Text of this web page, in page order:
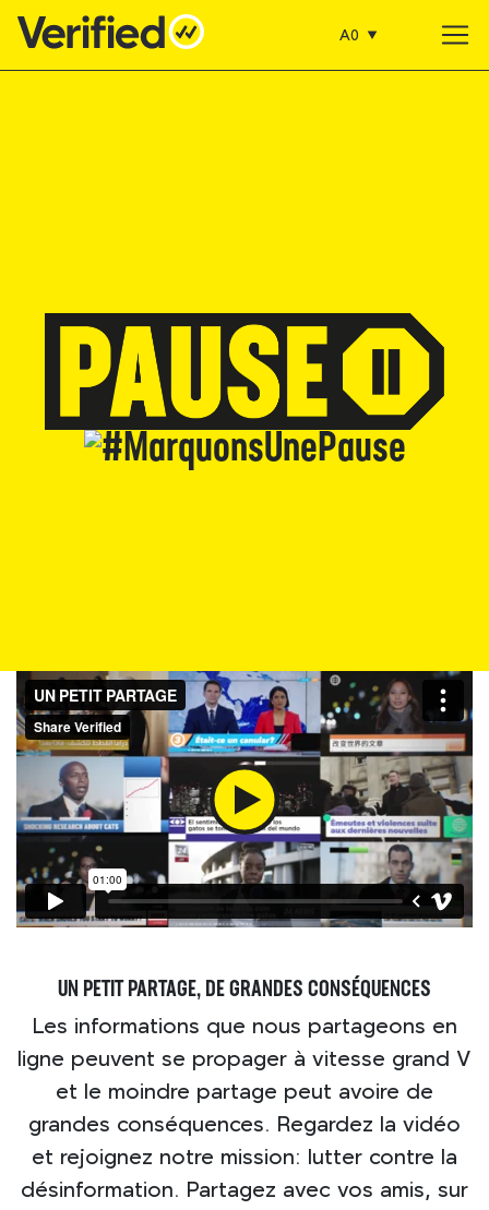
Main Navigation A0
UN PETIT PARTAGE, DE GRANDES CONSÉQUENCES
Les informations que nous partageons en
ligne peuvent se propager à vitesse grand V
et le moindre partage peut avoire de
grandes conséquences. Regardez la vidéo
et rejoignez notre mission: lutter contre la
désinformation. Partagez avec vos amis, sur